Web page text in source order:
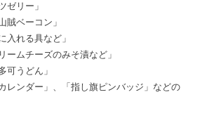
ゼリー」
賊ベーコン」
入れる具など」
ームチーズのみそ漬など」
可うどん」
レンダー」、「指し旗ピンバッジ」などの